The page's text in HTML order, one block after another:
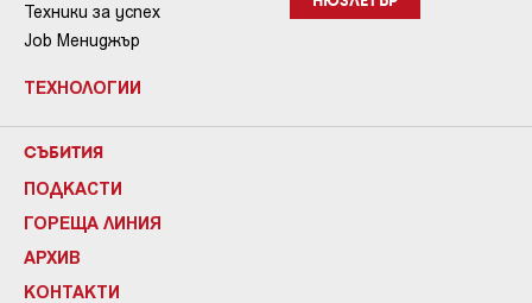
Техники за успех
Job Мениджър
ТЕХНОЛОГИИ
СЪБИТИЯ
ПОДКАСТИ
ГОРЕЩА ЛИНИЯ
АРХИВ
КОНТАКТИ